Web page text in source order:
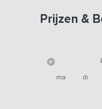
Prijzen &
ma di